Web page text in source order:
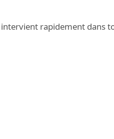
rapidement dans